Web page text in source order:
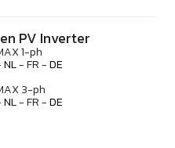
PV Inverter
1-ph
NL- FR -DE
3-ph
NL- FR -DE